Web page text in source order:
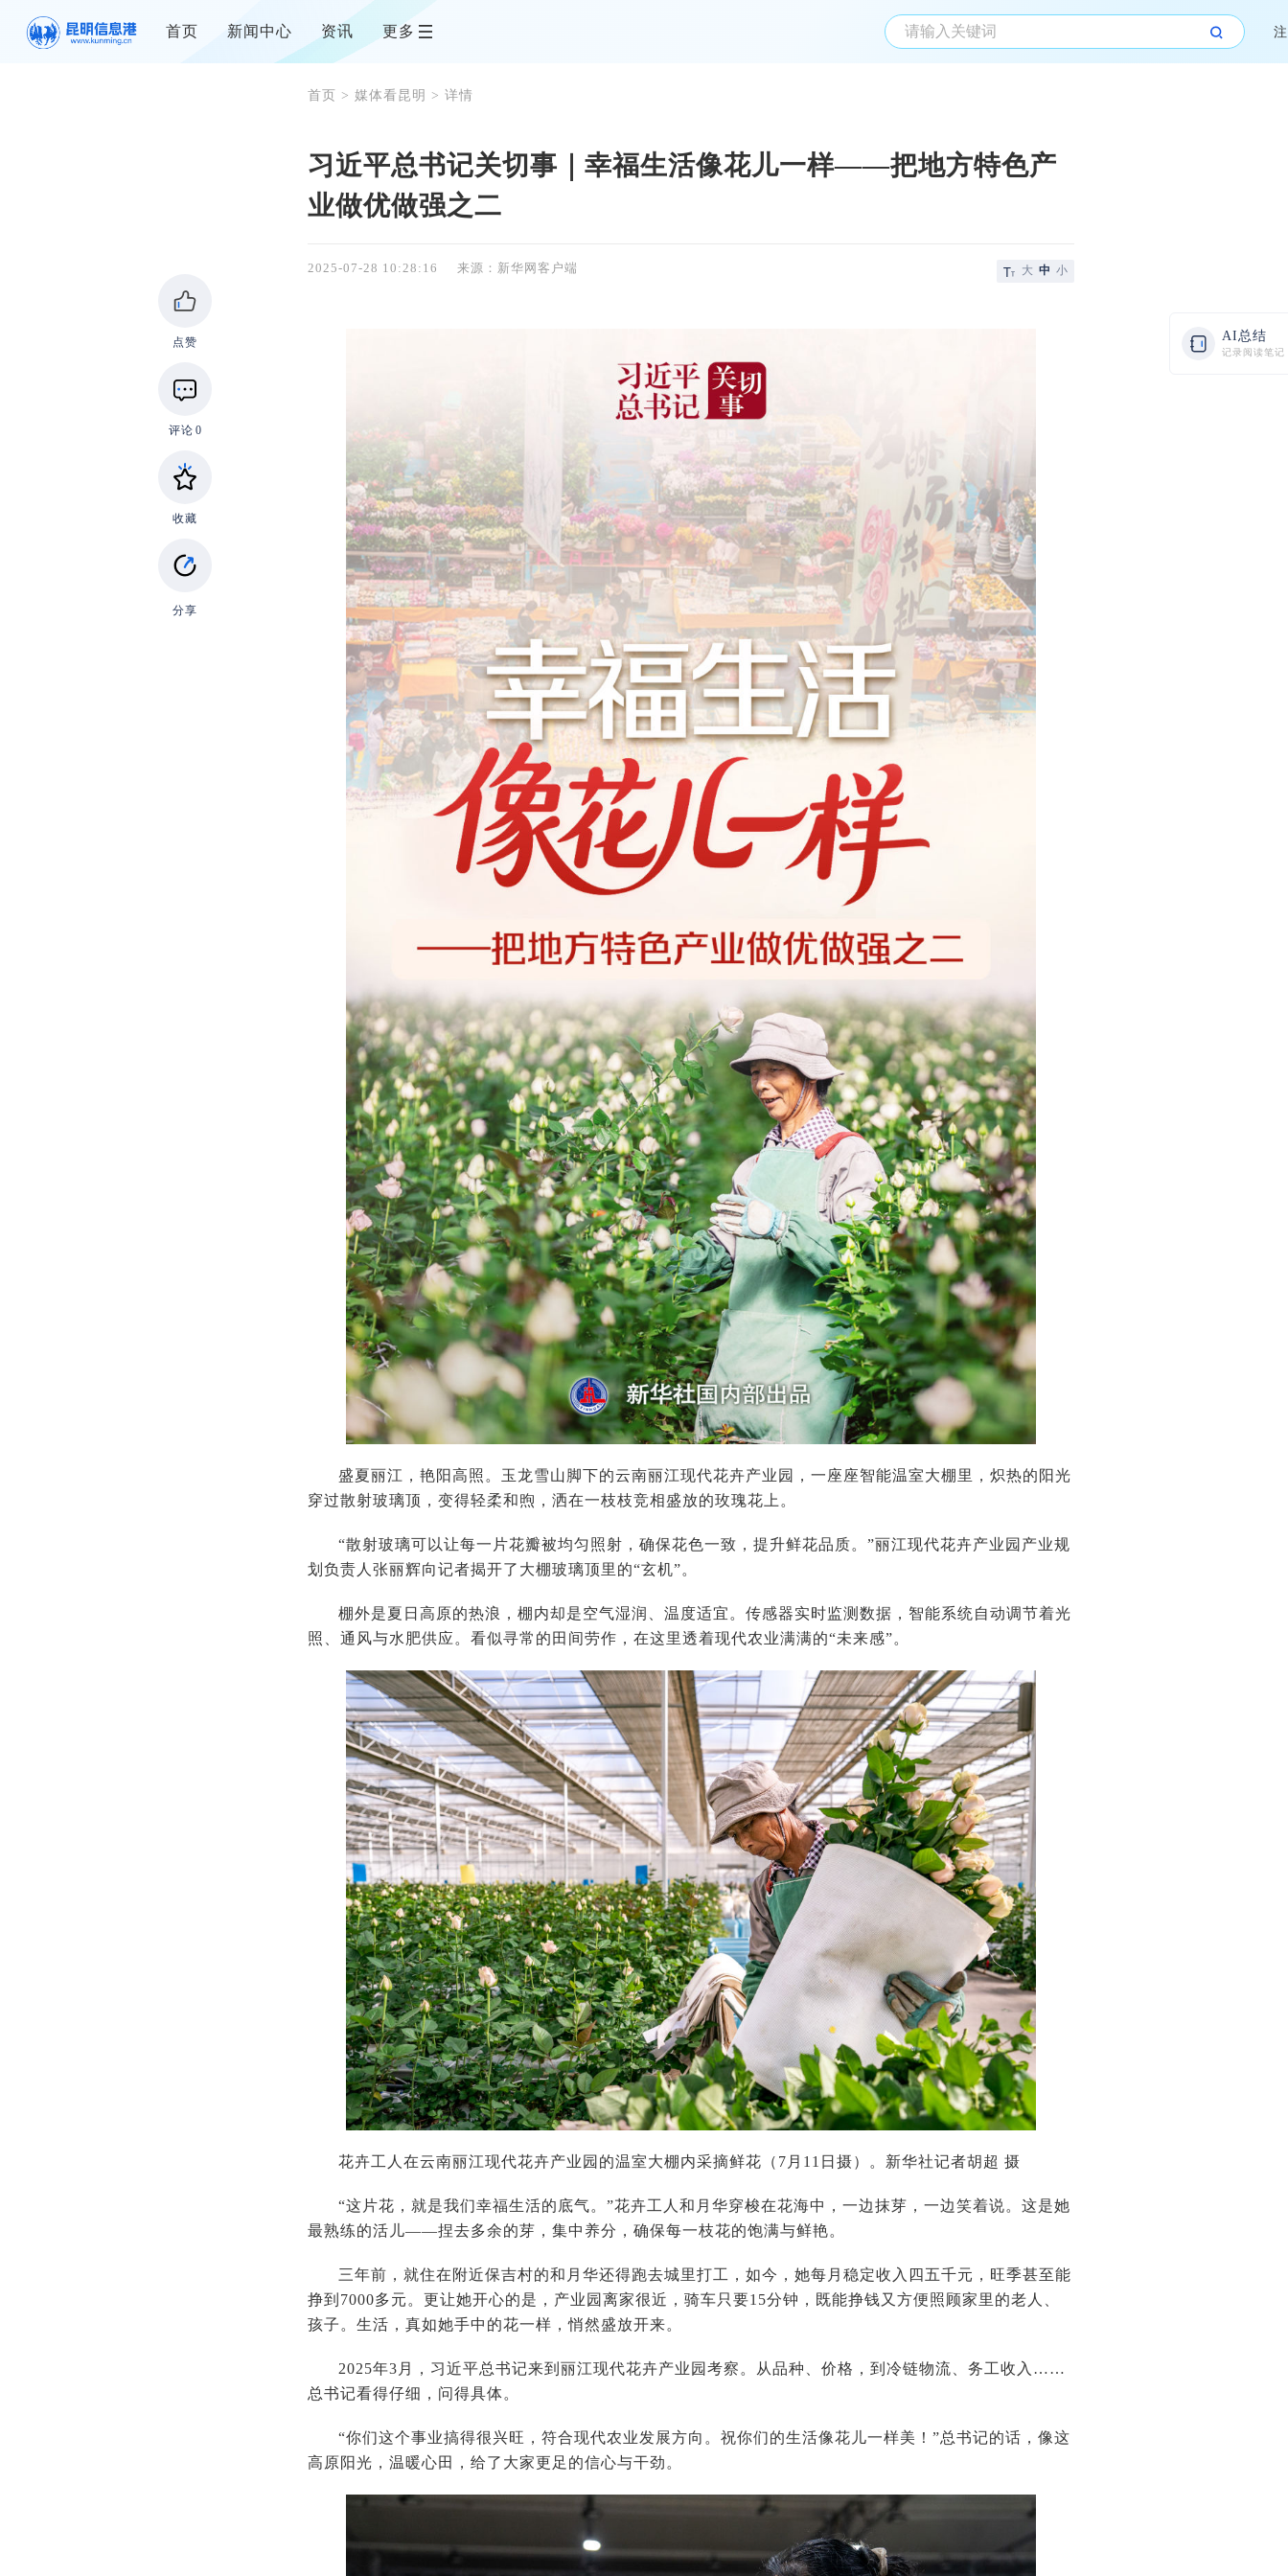
首页 新闻中心 资讯 更多
点赞
评论 0
收藏
分享
AI总结
记录阅读笔记
首页 > 媒体看昆明 > 详情
习近平总书记关切事｜幸福生活像花儿一样——把地方特色产
业做优做强之二
2025-07-28 10:28:16 来源：新华网客户端 大 中 小
盛夏丽江，艳阳高照。玉龙雪山脚下的云南丽江现代花卉产业园，一座座智能温室大棚里，炽热的阳光
穿过散射玻璃顶，变得轻柔和煦，洒在一枝枝竞相盛放的玫瑰花上。
“散射玻璃可以让每一片花瓣被均匀照射，确保花色一致，提升鲜花品质。”丽江现代花卉产业园产业规
划负责人张丽辉向记者揭开了大棚玻璃顶里的“玄机”。
棚外是夏日高原的热浪，棚内却是空气湿润、温度适宜。传感器实时监测数据，智能系统自动调节着光
照、通风与水肥供应。看似寻常的田间劳作，在这里透着现代农业满满的“未来感”。
花卉工人在云南丽江现代花卉产业园的温室大棚内采摘鲜花（7月11日摄）。新华社记者胡超 摄
“这片花，就是我们幸福生活的底气。”花卉工人和月华穿梭在花海中，一边抹芽，一边笑着说。这是她
最熟练的活儿——捏去多余的芽，集中养分，确保每一枝花的饱满与鲜艳。
三年前，就住在附近保吉村的和月华还得跑去城里打工，如今，她每月稳定收入四五千元，旺季甚至能
挣到7000多元。更让她开心的是，产业园离家很近，骑车只要15分钟，既能挣钱又方便照顾家里的老人、
孩子。生活，真如她手中的花一样，悄然盛放开来。
2025年3月，习近平总书记来到丽江现代花卉产业园考察。从品种、价格，到冷链物流、务工收入……
总书记看得仔细，问得具体。
“你们这个事业搞得很兴旺，符合现代农业发展方向。祝你们的生活像花儿一样美！”总书记的话，像这
高原阳光，温暖心田，给了大家更足的信心与干劲。